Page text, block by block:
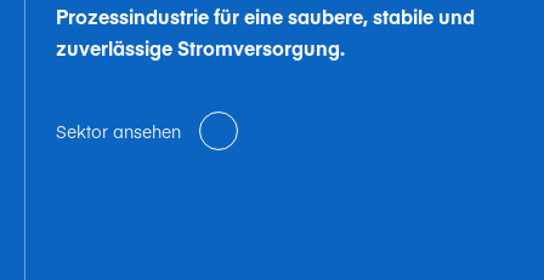
Prozessindustrie für eine saubere, stabile und
zuverlässige Stromversorgung.
Sektor ansehen